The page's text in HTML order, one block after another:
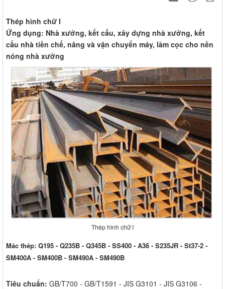
Thép hình chữ I
Ứng dụng: Nhà xưởng, kết cấu, xây dựng nhà xưởng, kết
cấu nhà tiền chế, nâng và vận chuyển máy, làm cọc cho nền
nóng nhà xưởng
Thép hình chữ I
Mác thép: Q195 - Q235B - Q345B - SS400 - A36 - S235JR - St37-2 -
SM400A - SM400B - SM490A - SM490B
Tiêu chuẩn: GB/T700 - GB/T1591 - JIS G3101 - JIS G3106 -